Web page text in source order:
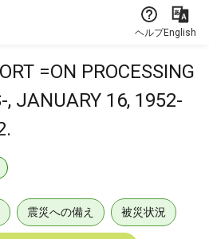
ヘルプEnglish
=ON PROCESSING
, JANUARY 16, 1952-
震災への備え 被災状況